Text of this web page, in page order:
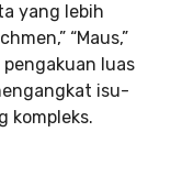
yang lebih
“Maus,”
pengakuan luas
isu-
kompleks.